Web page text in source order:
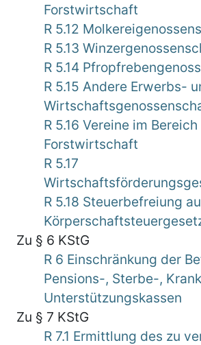
Forstwirtschaft
R 5.12
R 5.13
R 5.14
R 5.15 Andere Erwerbs-
R 5.16 Vereine im
Forstwirtschaft
R 5.17
R 5.18 Steuerbefreiung
Zu § 6 KStG
R 6 Einschränkung der
Pensions-, Sterbe-,
Unterstützungskassen
Zu § 7 KStG
R 7.1 Ermittlung des zu